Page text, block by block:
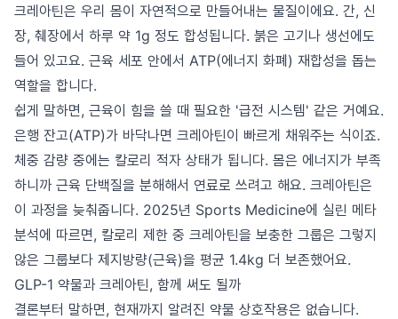
크레아틴은 우리 몸이 자연적으로 만들어내는 물질이에요. 간, 신
장, 췌장에서 하루 약 1g 정도 합성됩니다. 붉은 고기나 생선에도
들어 있고요. 근육 세포 안에서 ATP(에너지 화폐) 재합성을 돕는
역할을 합니다.
쉽게 말하면, 근육이 힘을 쓸 때 필요한 '급전 시스템' 같은 거예요.
은행 잔고(ATP)가 바닥나면 크레아틴이 빠르게 채워주는 식이죠.
체중 감량 중에는 칼로리 적자 상태가 됩니다. 몸은 에너지가 부족
하니까 근육 단백질을 분해해서 연료로 쓰려고 해요. 크레아틴은
이 과정을 늦춰줍니다. 2025년 Sports Medicine에 실린 메타
분석에 따르면, 칼로리 제한 중 크레아틴을 보충한 그룹은 그렇지
않은 그룹보다 제지방량(근육)을 평균 1.4kg 더 보존했어요.
GLP-1 약물과 크레아틴, 함께 써도 될까
결론부터 말하면, 현재까지 알려진 약물 상호작용은 없습니다.